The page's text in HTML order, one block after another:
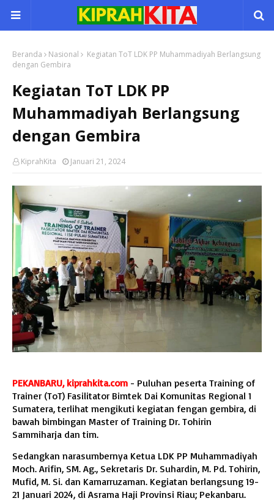
Beranda Nasional
Kegiatan ToT LDK PP Muhammadiyah Berlangsung
dengan Gembira
Kegiatan ToT LDK PP
Muhammadiyah Berlangsung
dengan Gembira
KiprahKita Januari 21, 2024
PEKANBARU, kiprahkita.com - Puluhan peserta Training of
Trainer (ToT) Fasilitator Bimtek Dai Komunitas Regional 1
Sumatera, terlihat mengikuti kegiatan fengan gembira, di
bawah bimbingan Master of Training Dr. Tohirin
Sammiharja dan tim.
Sedangkan narasumbernya Ketua LDK PP Muhammadiyah
Moch. Arifin, SM. Ag., Sekretaris Dr. Suhardin, M. Pd. Tohirin,
Mufid, M. Si. dan Kamarruzaman. Kegiatan berlangsung 19-
21 Januari 2024, di Asrama Haji Provinsi Riau; Pekanbaru.